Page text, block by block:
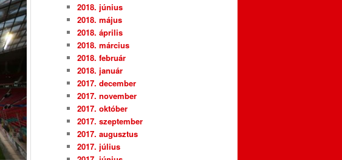
2018. június
2018. május
2018. április
2018. március
2018. február
2018. január
2017. december
2017. november
2017. október
2017. szeptember
2017. augusztus
2017. július